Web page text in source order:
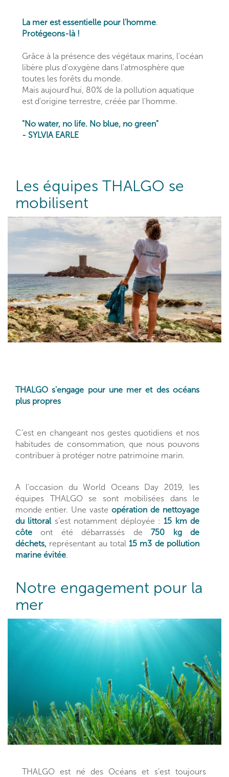
La mer est essentielle pour l'homme.
Protégeons-là !
Grâce à la présence des végétaux marins, l'océan
libère plus d'oxygène dans l'atmosphère que
toutes les forêts du monde.
Mais aujourd'hui, 80% de la pollution aquatique
est d'origine terrestre, créée par l'homme.
"No water, no life. No blue, no green"
- SYLVIA EARLE
Les équipes THALGO se
mobilisent
THALGO s'engage pour une mer et des océans
plus propres
C’est en changeant nos gestes quotidiens et nos
habitudes de consommation, que nous pouvons
contribuer à protéger notre patrimoine marin.
A l’occasion du World Oceans Day 2019, les
équipes THALGO se sont mobilisées dans le
monde entier. Une vaste opération de nettoyage
du littorals’est notamment déployée :15 km de
côte ont été débarrassés de750 kg de
déchets, représentant au total15 m3 de pollution
marine évitée.
Notre engagement pour la
mer
THALGO est né des Océans et s’est toujours